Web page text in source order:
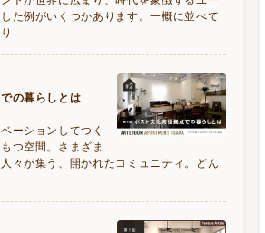
た例がいくつかあります。一概に並べて
の暮らしとは
ーションしてつく
つ空間。さまざま
々が集う、開かれたコミュニティ。どん